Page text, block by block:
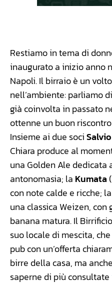
Restiamo in tema di
inaugurato a inizio anno
Napoli. Il birraio è un
nell’ambiente: parliamo
già coinvolta in passato
ottenne un buon
Insieme ai due soci
Chiara produce al
una Golden Ale dedicata
antonomasia; la Kumata
con note calde e ricche; la
una classica Weizen,
banana matura. Il
suo locale di mescita,
pub con un’offerta
birre della casa, ma
saperne di più consultate